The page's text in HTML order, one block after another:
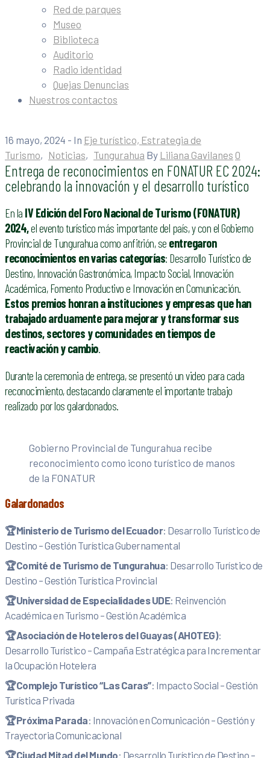
Red de parques
Museo
Biblioteca
Auditorio
Radio identidad
Quejas Denuncias
Nuestros contactos
16 mayo, 2024 - In Eje turístico, Estrategia de
Turismo‚ Noticias‚ Tungurahua By Liliana Gavilanes 0
Entrega de reconocimientos en FONATUR EC 2024:
celebrando la innovación y el desarrollo turístico
En la IV Edición del Foro Nacional de Turismo (FONATUR)
2024,el evento turístico más importante del país, y con el Gobierno
Provincial de Tungurahua como anfitrión, se entregaron
reconocimientos en varias categorías: Desarrollo Turístico de
Destino, Innovación Gastronómica, Impacto Social, Innovación
Académica, Fomento Productivo e Innovación en Comunicación.
Estos premios honran a instituciones y empresas que han
trabajado arduamente para mejorar y transformar sus
destinos, sectores y comunidades en tiempos de
reactivación y cambio.
Durante la ceremonia de entrega, se presentó un video para cada
reconocimiento, destacando claramente el importante trabajo
realizado por los galardonados.
Gobierno Provincial de Tungurahua recibe
reconocimiento como icono turístico de manos
de la FONATUR
Galardonados
🏆Ministerio de Turismo del Ecuador: Desarrollo Turístico de
Destino – Gestión Turística Gubernamental
🏆Comité de Turismo de Tungurahua: Desarrollo Turístico de
Destino – Gestión Turística Provincial
🏆Universidad de Especialidades UDE: Reinvención
Académica en Turismo – Gestión Académica
🏆Asociación de Hoteleros del Guayas (AHOTEG):
Desarrollo Turístico – Campaña Estratégica para Incrementar
la Ocupación Hotelera
🏆Complejo Turístico “Las Caras”: Impacto Social – Gestión
Turística Privada
🏆Próxima Parada: Innovación en Comunicación – Gestión y
Trayectoria Comunicacional
🏆Ciudad Mitad del Mundo: Desarrollo Turístico de Destino –